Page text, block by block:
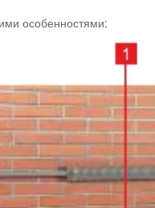
особенностями: